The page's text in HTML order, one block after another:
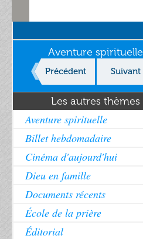
Aventure spirituelle
Précédent Suivant
Les autres thèmes
Aventure spirituelle
Billet hebdomadaire
Cinéma d'aujourd'hui
Dieu en famille
Documents récents
École de la prière
Éditorial